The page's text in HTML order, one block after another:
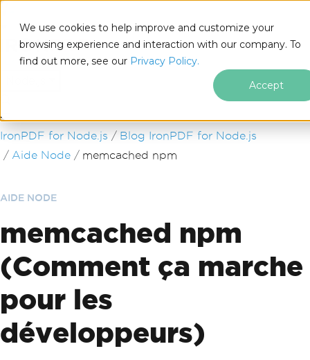
We use cookies to help improve and customize your
browsing experience and interaction with our company. To
find out more, see our Privacy Policy.
Accept
Passer au contenu du pied de page
IronPDF for Node.js
Blog IronPDF for Node.js
Aide Node
memcached npm
AIDE NODE
memcached npm
(Comment ça marche
pour les
développeurs)